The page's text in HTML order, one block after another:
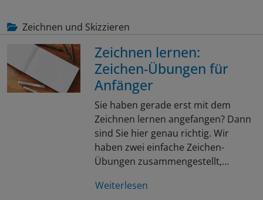
Zeichnen und Skizzieren
Zeichnen lernen:
Zeichen-Übungen für
Anfänger
Sie haben gerade erst mit dem
Zeichnen lernen angefangen? Dann
sind Sie hier genau richtig. Wir
haben zwei einfache Zeichen-
Übungen zusammengestellt,…
Weiterlesen